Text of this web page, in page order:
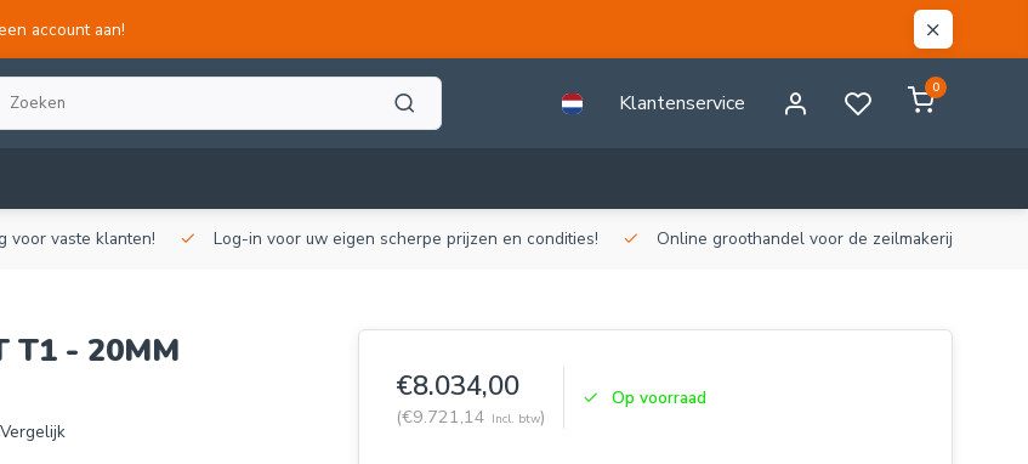
account aan!
Klantenservice
0
voor vaste klanten! Log-in voor uw eigen scherpe prijzen en condities! Online groothandel voor de zeilmakerij!
T1 - 20MM
Vergelijk
€8.034,00
(€9.721,14 Incl. btw)
Op voorraad